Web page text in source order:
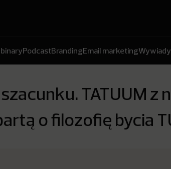
PodcastBrandingEmail marketingWywiady
TATUUM z
o filozofię bycia